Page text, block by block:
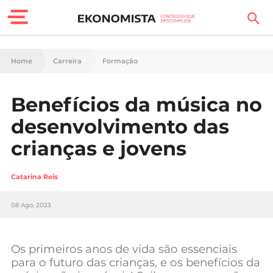
Finanças Pessoais
Carreira
Casa
Lifestyle
Sociedade
Negócios
Home Carreira Formação
Benefícios da música no
desenvolvimento das
crianças e jovens
Catarina Reis
08 Ago, 2023
Os primeiros anos de vida são essenciais
para o futuro das crianças, e os benefícios da